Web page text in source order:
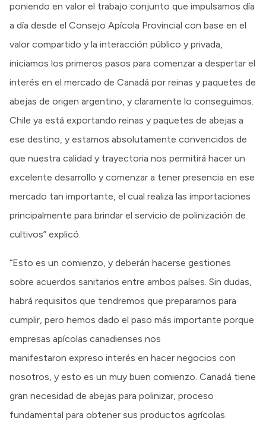
poniendo en valor el trabajo conjunto que impulsamos día
a día desde el Consejo Apícola Provincial con base en el
valor compartido y la interacción público y privada,
iniciamos los primeros pasos para comenzar a despertar el
interés en el mercado de Canadá por reinas y paquetes de
abejas de origen argentino, y claramente lo conseguimos.
Chile ya está exportando reinas y paquetes de abejas a
ese destino, y estamos absolutamente convencidos de
que nuestra calidad y trayectoria nos permitirá hacer un
excelente desarrollo y comenzar a tener presencia en ese
mercado tan importante, el cual realiza las importaciones
principalmente para brindar el servicio de polinización de
cultivos” explicó.
“Esto es un comienzo, y deberán hacerse gestiones
sobre acuerdos sanitarios entre ambos países. Sin dudas,
habrá requisitos que tendremos que prepararnos para
cumplir, pero hemos dado el paso más importante porque
empresas apícolas canadienses nos
manifestaron expreso interés en hacer negocios con
nosotros, y esto es un muy buen comienzo. Canadá tiene
gran necesidad de abejas para polinizar, proceso
fundamental para obtener sus productos agrícolas.